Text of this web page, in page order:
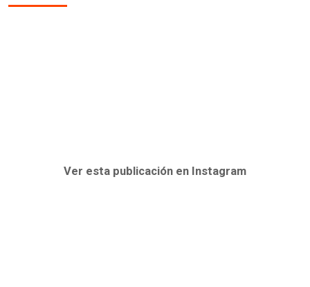
Ver esta publicación en Instagram